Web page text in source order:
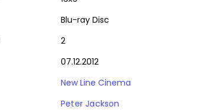
Blu-ray Disc
2
07.12.2012
New Line Cinema
Peter Jackson